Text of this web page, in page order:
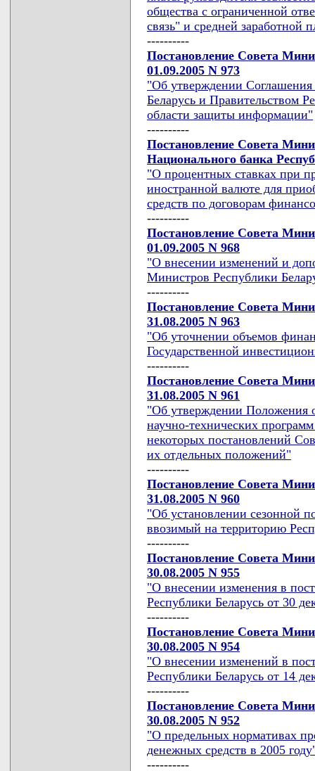
общества с ограниченной
связь" и средней заработной
----------
Постановление Совета
01.09.2005 N 973
"Об утверждении
Беларусь и Правительством
области защиты информации"
----------
Постановление Совета
Национального банка
"О процентных ставках при
иностранной валюте для
средств по договорам
----------
Постановление Совета
01.09.2005 N 968
"О внесении изменений и
Министров Республики
----------
Постановление Совета
31.08.2005 N 963
"Об уточнении объемов
Государственной
----------
Постановление Совета
31.08.2005 N 961
"Об утверждении Положения
научно-технических
некоторых постановлений
их отдельных положений"
----------
Постановление Совета
31.08.2005 N 960
"Об установлении сезонной
ввозимый на территорию
----------
Постановление Совета
30.08.2005 N 955
"О внесении изменения в
Республики Беларусь от 30
----------
Постановление Совета
30.08.2005 N 954
"О внесении изменений в
Республики Беларусь от 14
----------
Постановление Совета
30.08.2005 N 952
"О предельных нормативах
денежных средств в 2005
----------